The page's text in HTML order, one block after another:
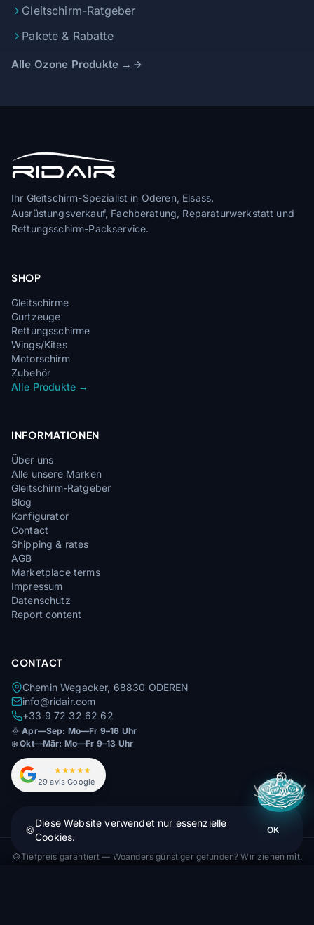
Gleitschirm-Ratgeber
Pakete & Rabatte
Alle Ozone Produkte →
Ihr Gleitschirm-Spezialist in Oderen, Elsass.
Ausrüstungsverkauf, Fachberatung, Reparaturwerkstatt und
Rettungsschirm-Packservice.
SHOP
Gleitschirme
Gurtzeuge
Rettungsschirme
Wings/Kites
Motorschirm
Zubehör
Alle Produkte →
INFORMATIONEN
Über uns
Alle unsere Marken
Gleitschirm-Ratgeber
Blog
Konfigurator
Contact
Shipping & rates
AGB
Marketplace terms
Impressum
Datenschutz
Report content
CONTACT
Chemin Wegacker, 68830 ODEREN
info@ridair.com
+33 9 72 32 62 62
🌞Apr—Sep: Mo—Fr 9–16 Uhr
❄️Okt—Mär: Mo—Fr 9–13 Uhr
★★★★★
29 avis Google
Tiefpreis garantiert — Woanders günstiger gefunden? Wir ziehen mit.
🍪
Diese Website verwendet nur essenzielle
Cookies.
OK